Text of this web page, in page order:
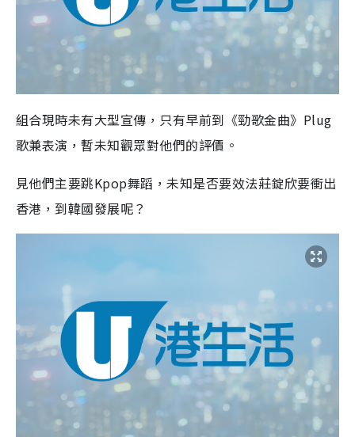
組合現時未有大型宣傳，只有早前到《勁歌金曲》Plug
歌兼表演，暫未知觀眾對他們的評價。
見他們主要跳Kpop舞蹈，未知是否要效法莊錠欣要衝出
香港，到韓國發展呢？